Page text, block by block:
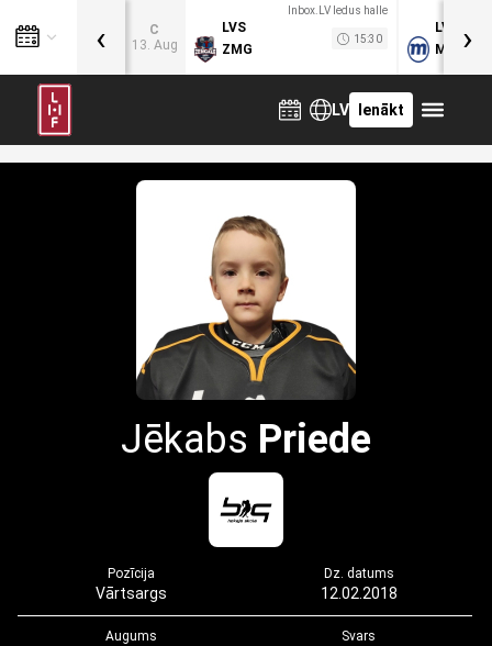
C
13. Aug
Inbox.LV ledus halle
LVS
ZMG
15:30
LVB
MOG
‹ ›
LV Ienākt
Jēkabs Priede
Pozīcija
Vārtsargs
Dz. datums
12.02.2018
Augums Svars